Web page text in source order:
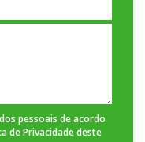
pessoais de acordo
de Privacidadedeste